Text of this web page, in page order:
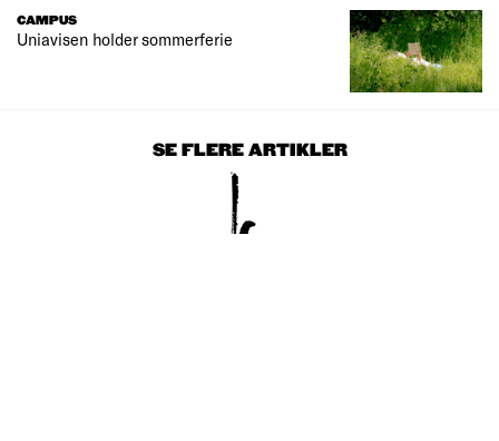
CAMPUS
Uniavisen holder sommerferie
SE FLERE ARTIKLER